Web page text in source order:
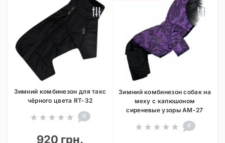
Зимний комбинезон для такс
чёрного цвета RT-32
0
920 грн.
Зимний комбинезон собак на
меху с капюшоном
сиреневые узоры AM-27
0